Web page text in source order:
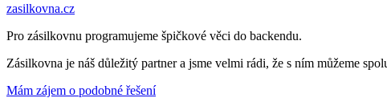
zasilkovna.cz
Pro zásilkovnu programujeme špičkové věci do backendu.
Zásilkovna je náš důležitý partner a jsme velmi rádi, že s ním můžeme
Mám zájem o podobné řešení